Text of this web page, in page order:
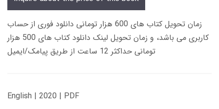
زمان تحویل کتاب های 600 هزار تومانی دانلود فوری از حساب
کاربری می باشد، و زمان تحویل لینک دانلود کتاب های 500 هزار
تومانی حداکثر 12 ساعت از طریق پیامک/ایمیل
English | 2020 | PDF